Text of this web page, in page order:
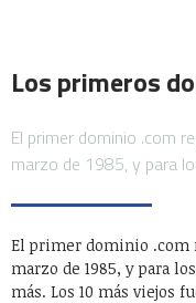
Los primeros
El primer dominio .com
marzo de 1985, y para
El primer dominio .com
marzo de 1985, y para
más. Los 10 más viejos